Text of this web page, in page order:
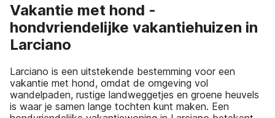
Vakantie met hond -
hondvriendelijke vakantiehuizen in
Larciano
Larciano is een uitstekende bestemming voor een
vakantie met hond, omdat de omgeving vol
wandelpaden, rustige landweggetjes en groene heuvels
is waar je samen lange tochten kunt maken. Een